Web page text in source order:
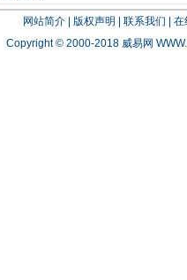
网站简介| 版权声明 联系我们
在
Copyright © 2000-2018 威易网 WWW.